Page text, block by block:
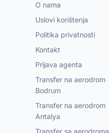
O nama
Uslovi korištenja
Politika privatnosti
Kontakt
Prijava agenta
Transfer na aerodrom
Bodrum
Transfer na aerodrom
Antalya
Transfer sa aerodroma